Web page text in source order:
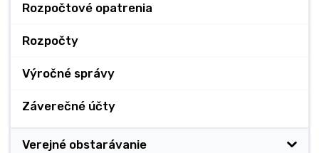
Rozpočtové opatrenia
Rozpočty
Výročné správy
Záverečné účty
Verejné obstarávanie